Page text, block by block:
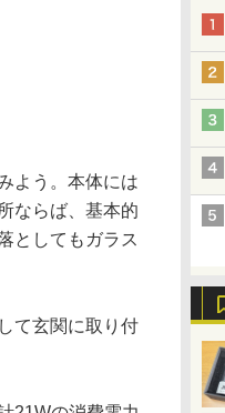
よう。本体には
ならば、基本的
としてもガラス
て玄関に取り付